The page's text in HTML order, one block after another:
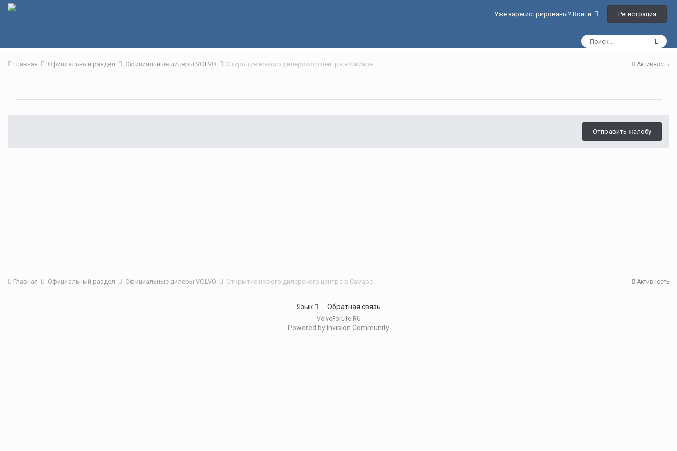
Уже зарегистрированы? Войти Регистрация
Активность
Главная Официальный раздел Официальные дилеры VOLVO Открытие нового дилерского центра в Самаре.
Отправить жалобу
Активность
Главная Официальный раздел Официальные дилеры VOLVO Открытие нового дилерского центра в Самаре.
Язык Обратная связь
VolvoForLife.RU
Powered by Invision Community